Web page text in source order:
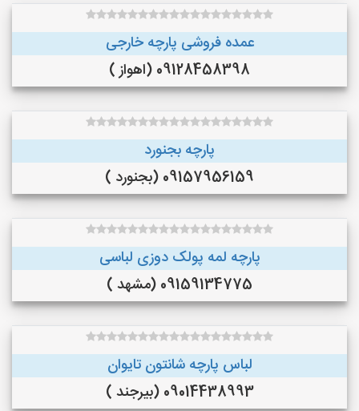
عمده فروشی پارچه خارجی
09128458398 (اهواز )
پارچه بجنورد
09157956159 (بجنورد )
پارچه لمه پولک دوزی لباسی
09159134775 (مشهد )
لباس پارچه شانتون تایوان
09014438993 (بیرجند )